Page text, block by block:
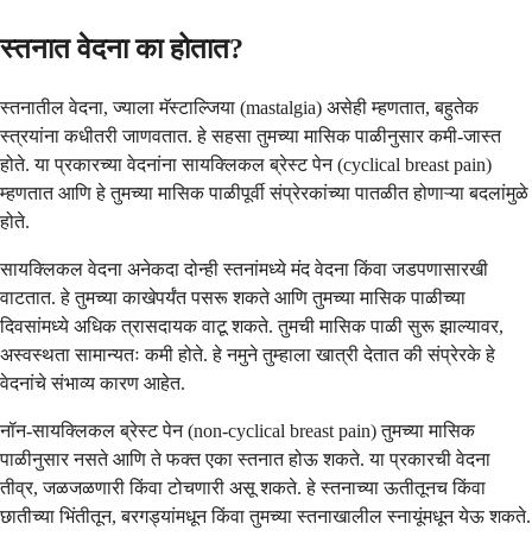
स्तनात वेदना का होतात?
स्तनातील वेदना, ज्याला मॅस्टाल्जिया (mastalgia) असेही म्हणतात, बहुतेक
स्त्रयांना कधीतरी जाणवतात. हे सहसा तुमच्या मासिक पाळीनुसार कमी-जास्त
होते. या प्रकारच्या वेदनांना सायक्लिकल ब्रेस्ट पेन (cyclical breast pain)
म्हणतात आणि हे तुमच्या मासिक पाळीपूर्वी संप्रेरकांच्या पातळीत होणाऱ्या बदलांमुळे
होते.
सायक्लिकल वेदना अनेकदा दोन्ही स्तनांमध्ये मंद वेदना किंवा जडपणासारखी
वाटतात. हे तुमच्या काखेपर्यंत पसरू शकते आणि तुमच्या मासिक पाळीच्या
दिवसांमध्ये अधिक त्रासदायक वाटू शकते. तुमची मासिक पाळी सुरू झाल्यावर,
अस्वस्थता सामान्यतः कमी होते. हे नमुने तुम्हाला खात्री देतात की संप्रेरके हे
वेदनांचे संभाव्य कारण आहेत.
नॉन-सायक्लिकल ब्रेस्ट पेन (non-cyclical breast pain) तुमच्या मासिक
पाळीनुसार नसते आणि ते फक्त एका स्तनात होऊ शकते. या प्रकारची वेदना
तीव्र, जळजळणारी किंवा टोचणारी असू शकते. हे स्तनाच्या ऊतीतूनच किंवा
छातीच्या भिंतीतून, बरगड्यांमधून किंवा तुमच्या स्तनाखालील स्नायूंमधून येऊ शकते.